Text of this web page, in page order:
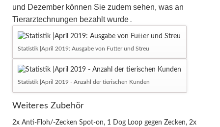
und Dezember können Sie zudem sehen, was an
Tierarztechnungen bezahlt wurde .
Statistik |April 2019: Ausgabe von Futter und Streu
Statistik |April 2019 - Anzahl der tierischen Kunden
Weiteres Zubehör
2x Anti-Floh/-Zecken Spot-on, 1 Dog Loop gegen Zecken, 2x